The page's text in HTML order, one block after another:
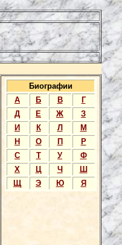
Биографии
А
Б В
Г
Д
Е Ж
З
И
К Л
М
Н
О П
Р
С
Т У
Ф
Х
Ц Ч
Ш
Щ
Э Ю Я